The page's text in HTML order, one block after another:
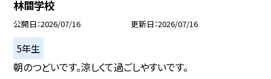
林間学校
公開日 2026/07/16 更新日 2026/07/16
5年生
朝のつどいです。涼しくて過ごしやすいです。